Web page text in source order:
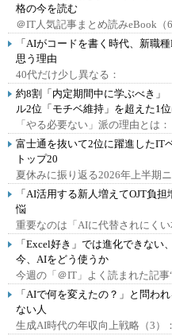
格の今を読む
＠IT人気記事まとめ読みeBook（6
「AIがコードを書く時代、新職
思う理由
40代だけ少し異なる：
約8割「内定期間中に学ぶべき
ル2位「モチベ維持」を超えた1位
「やる必要ない」派の理由とは：
富士通を抜いて2位に躍進した
トップ20
夏休みに振り返る2026年上半期ニ
「AI活用する新人増えてOJT負
悩
重要なのは「AIに代替されにくい
「Excel好き」では進化できない
今、AIをどう使うか
今週の「＠IT」よく読まれた記事
「AIで何を変えたの？」と問わ
ない人
生成AI時代の年収向上戦略（3）：